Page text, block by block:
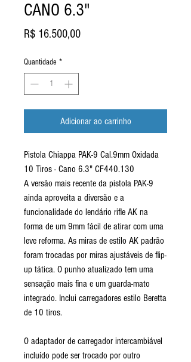
CANO 6.3"
R$ 16.500,00Preço
Quantidade *
Adicionar ao carrinho
Pistola Chiappa PAK-9 Cal.9mm Oxidada
10 Tiros - Cano 6.3" CF440.130
A versão mais recente da pistola PAK-9
ainda aproveita a diversão e a
funcionalidade do lendário rifle AK na
forma de um 9mm fácil de atirar com uma
leve reforma. As miras de estilo AK padrão
foram trocadas por miras ajustáveis ​​de flip-
up tática. O punho atualizado tem uma
sensação mais fina e um guarda-mato
integrado. Inclui carregadores estilo Beretta
de 10 tiros.
O adaptador de carregador intercambiável
incluído pode ser trocado por outro